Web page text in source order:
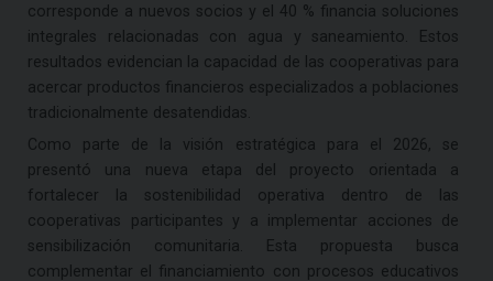
corresponde a nuevos socios y el 40 % financia soluciones
integrales relacionadas con agua y saneamiento. Estos
resultados evidencian la capacidad de las cooperativas para
acercar productos financieros especializados a poblaciones
tradicionalmente desatendidas.
Como parte de la visión estratégica para el 2026, se
presentó una nueva etapa del proyecto orientada a
fortalecer la sostenibilidad operativa dentro de las
cooperativas participantes y a implementar acciones de
sensibilización comunitaria. Esta propuesta busca
complementar el financiamiento con procesos educativos